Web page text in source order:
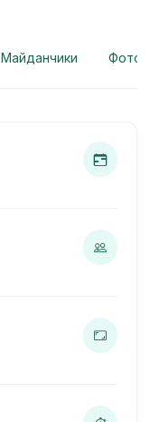
Майданчики